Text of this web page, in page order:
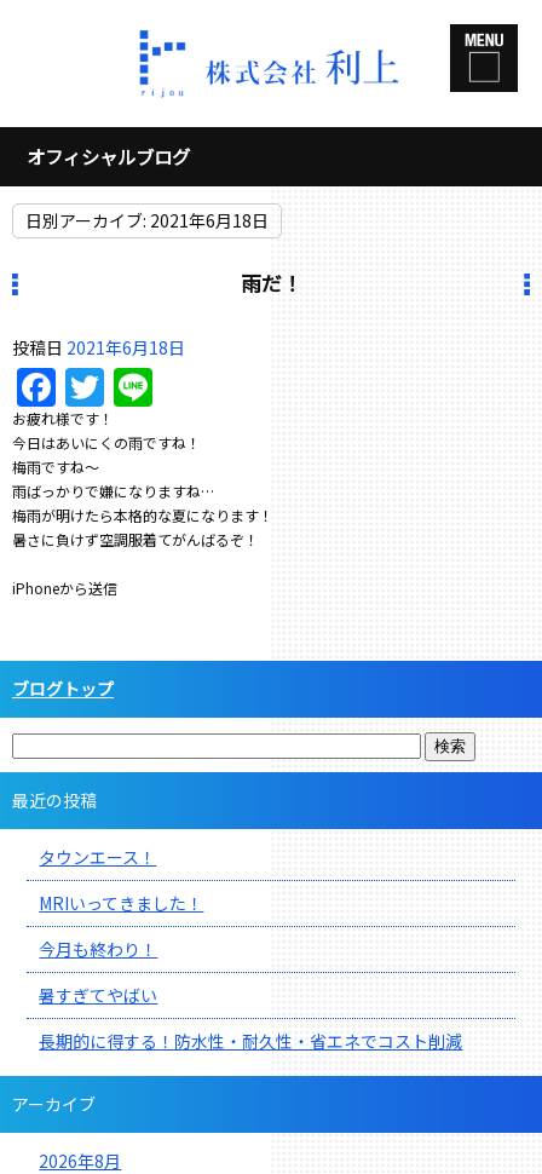
オフィシャルブログ
日別アーカイブ: 2021年6月18日
雨だ！
投稿日 2021年6月18日
Facebook
Twitter
お疲れ様です！
今日はあいにくの雨ですね！
梅雨ですね〜
雨ばっかりで嫌になりますね…
梅雨が明けたら本格的な夏になります！
暑さに負けず空調服着てがんばるぞ！
iPhoneから送信
ブログトップ
最近の投稿
タウンエース！
MRIいってきました！
今月も終わり！
暑すぎてやばい
長期的に得する！防水性・耐久性・省エネでコスト削減
アーカイブ
2026年8月